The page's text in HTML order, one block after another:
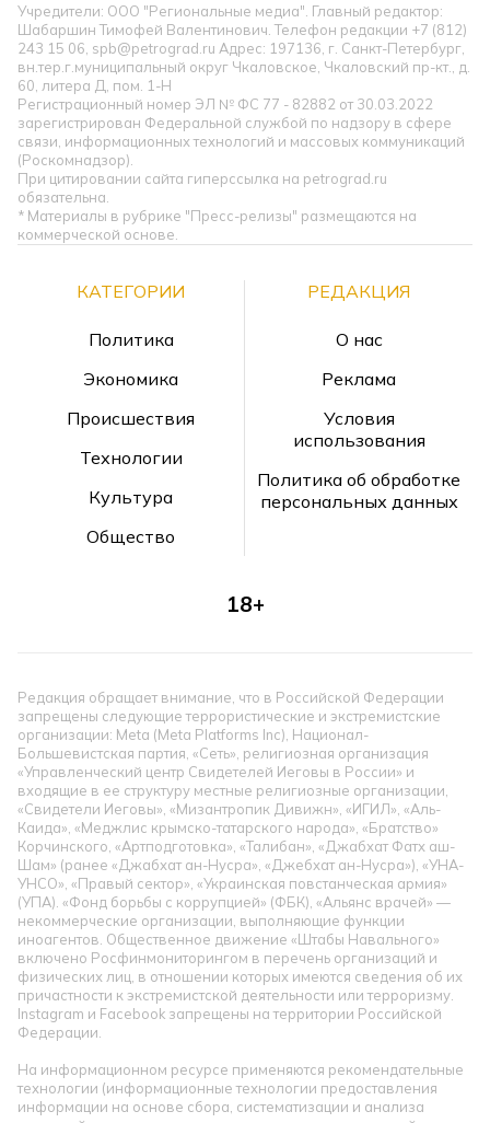
Учредители: ООО "Региональные медиа". Главный редактор:
Шабаршин Тимофей Валентинович. Телефон редакции +7 (812)
243 15 06, spb@petrograd.ru Адрес: 197136, г. Санкт-Петербург,
вн.тер.г.муниципальный округ Чкаловское, Чкаловский пр-кт., д.
60, литера Д, пом. 1-Н
Регистрационный номер ЭЛ № ФС 77 - 82882 от 30.03.2022
зарегистрирован Федеральной службой по надзору в сфере
связи, информационных технологий и массовых коммуникаций
(Роскомнадзор).
При цитировании сайта гиперссылка на petrograd.ru
обязательна.
* Материалы в рубрике "Пресс-релизы" размещаются на
коммерческой основе.
КАТЕГОРИИ
Политика
Экономика
Происшествия
Технологии
Культура
Общество
РЕДАКЦИЯ
О нас
Реклама
Условия
использования
Политика об обработке
персональных данных
18+
Редакция обращает внимание, что в Российской Федерации
запрещены следующие террористические и экстремистские
организации: Meta (Meta Platforms Inc), Национал-
Большевистская партия, «Сеть», религиозная организация
«Управленческий центр Свидетелей Иеговы в России» и
входящие в ее структуру местные религиозные организации,
«Свидетели Иеговы», «Мизантропик Дивижн», «ИГИЛ», «Аль-
Каида», «Меджлис крымско-татарского народа», «Братство»
Корчинского, «Артподготовка», «Талибан», «Джабхат Фатх аш-
Шам» (ранее «Джабхат ан-Нусра», «Джебхат ан-Нусра»), «УНА-
УНСО», «Правый сектор», «Украинская повстанческая армия»
(УПА). «Фонд борьбы с коррупцией» (ФБК), «Альянс врачей» —
некоммерческие организации, выполняющие функции
иноагентов. Общественное движение «Штабы Навального»
включено Росфинмониторингом в перечень организаций и
физических лиц, в отношении которых имеются сведения об их
причастности к экстремистской деятельности или терроризму.
Instagram и Facebook запрещены на территории Российской
Федерации.
На информационном ресурсе применяются рекомендательные
технологии (информационные технологии предоставления
информации на основе сбора, систематизации и анализа